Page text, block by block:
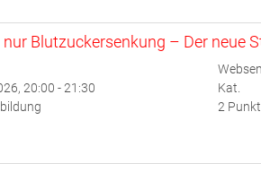
nur Blutzuckersenkung – Der neue
20:00 - 21:30
Kat.
2